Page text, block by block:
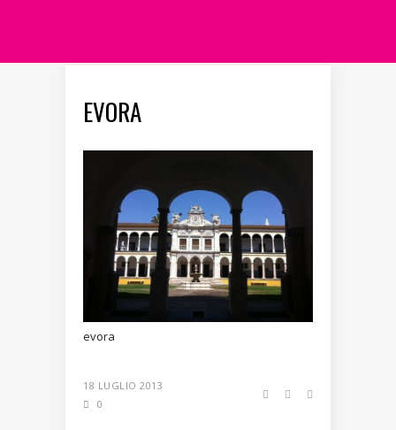
EVORA
evora
18 LUGLIO 2013
0